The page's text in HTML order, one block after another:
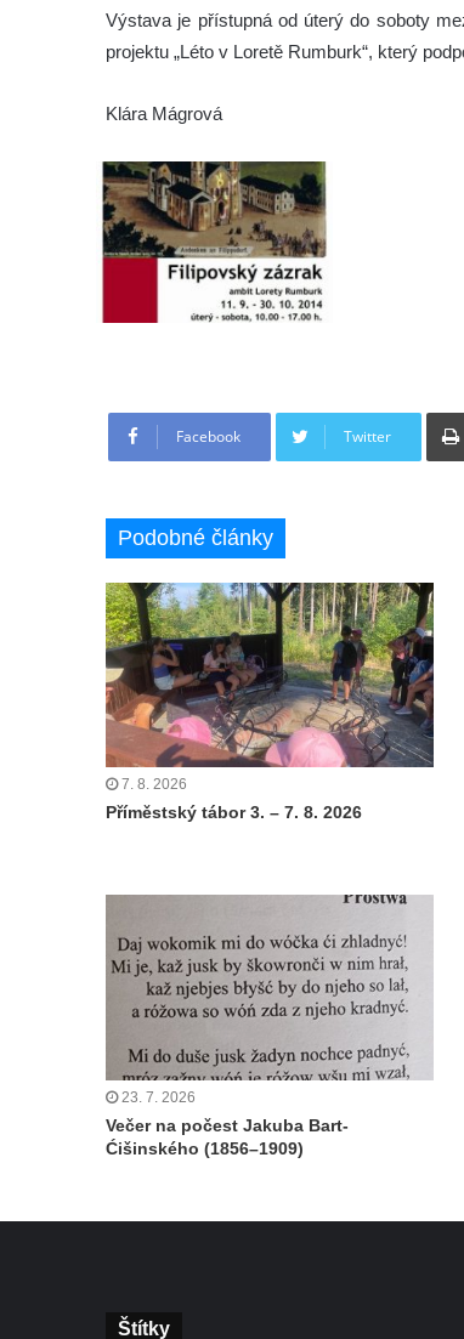
Výstava je přístupná od úterý do soboty
projektu „Léto v Loretě Rumburk“, který
Klára Mágrová
Facebook Twitter
Podobné články
7. 8. 2026
Příměstský tábor 3. – 7. 8. 2026
23. 7. 2026
Večer na počest Jakuba Bart-
Ćišinského (1856–1909)
Štítky